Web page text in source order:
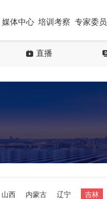
媒体中心 培训考察 专家委员
直播
山西 内蒙古 辽宁 吉林